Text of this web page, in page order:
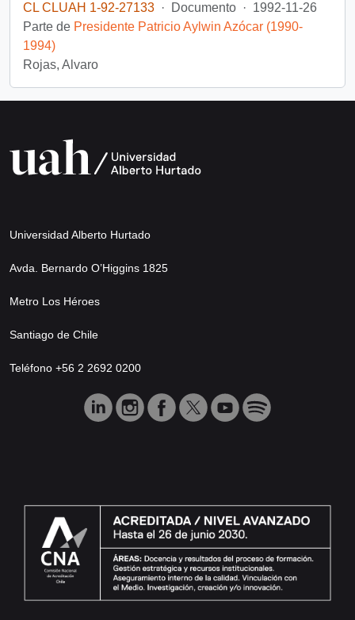
CL CLUAH 1-92-27133 · Documento · 1992-11-26
Parte de Presidente Patricio Aylwin Azócar (1990-
1994)
Rojas, Alvaro
Universidad Alberto Hurtado
Avda. Bernardo O’Higgins 1825
Metro Los Héroes
Santiago de Chile
Teléfono +56 2 2692 0200